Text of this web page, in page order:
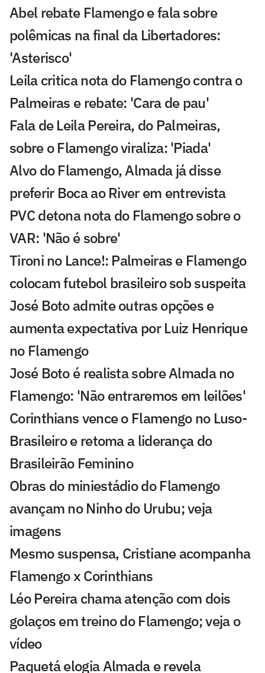
Abel rebate Flamengo e fala sobre
polêmicas na final da Libertadores:
'Asterisco'
Leila critica nota do Flamengo contra o
Palmeiras e rebate: 'Cara de pau'
Fala de Leila Pereira, do Palmeiras,
sobre o Flamengo viraliza: 'Piada'
Alvo do Flamengo, Almada já disse
preferir Boca ao River em entrevista
PVC detona nota do Flamengo sobre o
VAR: 'Não é sobre'
Tironi no Lance!: Palmeiras e Flamengo
colocam futebol brasileiro sob suspeita
José Boto admite outras opções e
aumenta expectativa por Luiz Henrique
no Flamengo
José Boto é realista sobre Almada no
Flamengo: 'Não entraremos em leilões'
Corinthians vence o Flamengo no Luso-
Brasileiro e retoma a liderança do
Brasileirão Feminino
Obras do miniestádio do Flamengo
avançam no Ninho do Urubu; veja
imagens
Mesmo suspensa, Cristiane acompanha
Flamengo x Corinthians
Léo Pereira chama atenção com dois
golaços em treino do Flamengo; veja o
vídeo
Paquetá elogia Almada e revela